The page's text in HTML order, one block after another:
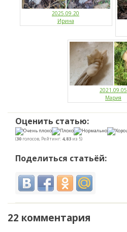
2025.09.20
Ирина
2021.09.05
Мария
Оценить статью:
(30 голосов, Рейтинг: 4,83 из 5)
Поделиться статьёй:
22 комментария